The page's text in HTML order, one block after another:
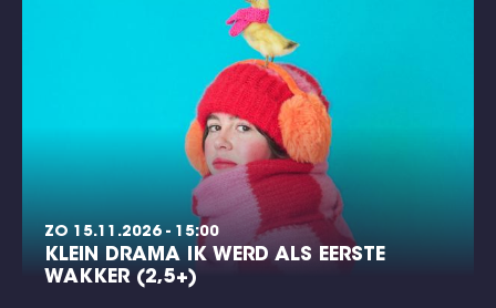
ZO 15.11.2026 - 15:00
KLEIN DRAMA IK WERD ALS EERSTE
WAKKER (2,5+)